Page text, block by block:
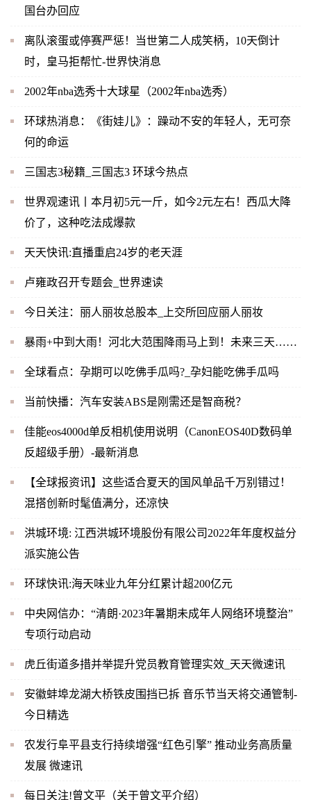
国台办回应
离队滚蛋或停赛严惩！当世第二人成笑柄，10天倒计
时，皇马拒帮忙-世界快消息
2002年nba选秀十大球星（2002年nba选秀）
环球热消息：《街娃儿》：躁动不安的年轻人，无可奈
何的命运
三国志3秘籍_三国志3 环球今热点
世界观速讯丨本月初5元一斤，如今2元左右！西瓜大降
价了，这种吃法成爆款
天天快讯:直播重启24岁的老天涯
卢雍政召开专题会_世界速读
今日关注：丽人丽妆总股本_上交所回应丽人丽妆
暴雨+中到大雨！河北大范围降雨马上到！未来三天……
全球看点：孕期可以吃佛手瓜吗?_孕妇能吃佛手瓜吗
当前快播：汽车安装ABS是刚需还是智商税？
佳能eos4000d单反相机使用说明（CanonEOS40D数码单
反超级手册）-最新消息
【全球报资讯】这些适合夏天的国风单品千万别错过！
混搭创新时髦值满分，还凉快
洪城环境: 江西洪城环境股份有限公司2022年年度权益分
派实施公告
环球快讯:海天味业九年分红累计超200亿元
中央网信办：“清朗·2023年暑期未成年人网络环境整治”
专项行动启动
虎丘街道多措并举提升党员教育管理实效_天天微速讯
安徽蚌埠龙湖大桥铁皮围挡已拆 音乐节当天将交通管制-
今日精选
农发行阜平县支行持续增强“红色引擎” 推动业务高质量
发展 微速讯
每日关注!曾文平（关于曾文平介绍）